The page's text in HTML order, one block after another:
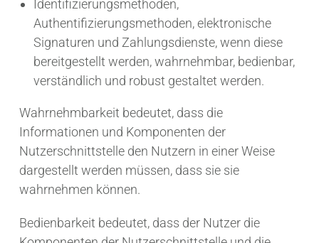
Identifizierungsmethoden,
Authentifizierungsmethoden, elektronische
Signaturen und Zahlungsdienste, wenn diese
bereitgestellt werden, wahrnehmbar, bedienbar,
verständlich und robust gestaltet werden.
Wahrnehmbarkeit bedeutet, dass die
Informationen und Komponenten der
Nutzerschnittstelle den Nutzern in einer Weise
dargestellt werden müssen, dass sie sie
wahrnehmen können.
Bedienbarkeit bedeutet, dass der Nutzer die